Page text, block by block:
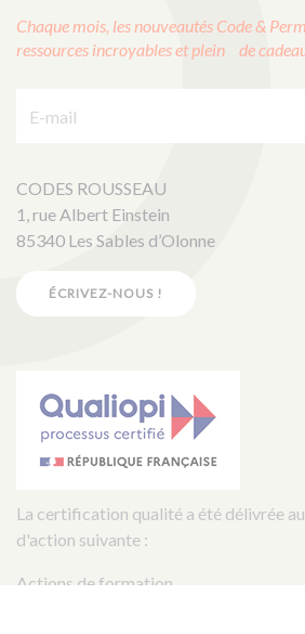
Chaque mois, les nouveautés Code &
ressources incroyables et plein de
CODES ROUSSEAU
1, rue Albert Einstein
85340 Les Sables d’Olonne
ÉCRIVEZ-NOUS !
La certification qualité a été délivrée
d'action suivante :
Actions de formation